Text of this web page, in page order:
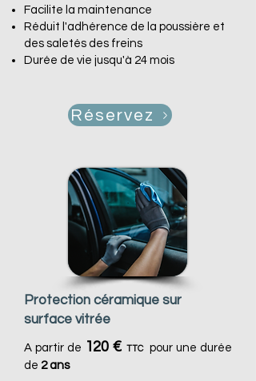
Facilite la maintenance
Réduit l'adhérence de la poussière et
des saletés des freins
Durée de vie jusqu'à 24 mois
Réservez
Protection céramique sur
surface vitrée
A partir de 120 € TTC
pour une durée
de 2 ans